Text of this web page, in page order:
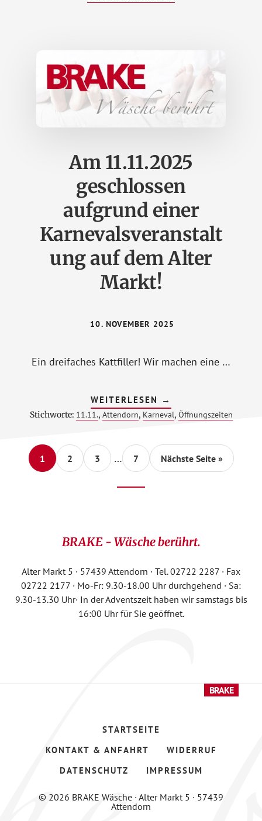
Am 11.11.2025
geschlossen
aufgrund einer
Karnevalsveranstalt
ung auf dem Alter
Markt!
10. NOVEMBER 2025
Ein dreifaches Kattfiller! Wir machen eine …
WEITERLESEN ÜBERAM
11.11.2025
GESCHLOSSEN
DEM
ALTER
→
Stichworte: 11.11., Attendorn, Karneval, Öffnungszeiten
Seite
1 Seite
2 Seite
3
Weggelassene
Zwischenseiten
… Seite
7 Nächste Seite aufrufen
»
BRAKE - Wäsche berührt.
Alter Markt 5 · 57439 Attendorn · Tel. 02722 2287 · Fax
02722 2177 · Mo-Fr: 9.30-18.00 Uhr durchgehend · Sa:
9.30-13.30 Uhr· In der Adventszeit haben wir samstags bis
16:00 Uhr für Sie geöffnet.
STARTSEITE
KONTAKT & ANFAHRT
WIDERRUF
DATENSCHUTZ
IMPRESSUM
© 2026 BRAKE Wäsche · Alter Markt 5 · 57439
Attendorn